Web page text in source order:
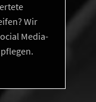
Wir
Media-